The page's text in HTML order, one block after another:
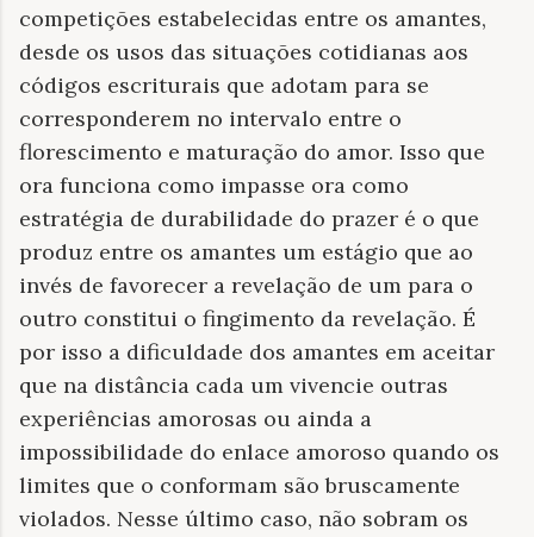
competições estabelecidas entre os amantes,
desde os usos das situações cotidianas aos
códigos escriturais que adotam para se
corresponderem no intervalo entre o
florescimento e maturação do amor. Isso que
ora funciona como impasse ora como
estratégia de durabilidade do prazer é o que
produz entre os amantes um estágio que ao
invés de favorecer a revelação de um para o
outro constitui o fingimento da revelação. É
por isso a dificuldade dos amantes em aceitar
que na distância cada um vivencie outras
experiências amorosas ou ainda a
impossibilidade do enlace amoroso quando os
limites que o conformam são bruscamente
violados. Nesse último caso, não sobram os